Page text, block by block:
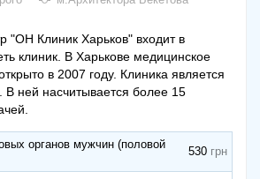
"ОН Клиник Харьков" входит в
клиник. В Харькове медицинское
в 2007 году. Клиника является
ней насчитывается более 15
органов мужчин (половой
530